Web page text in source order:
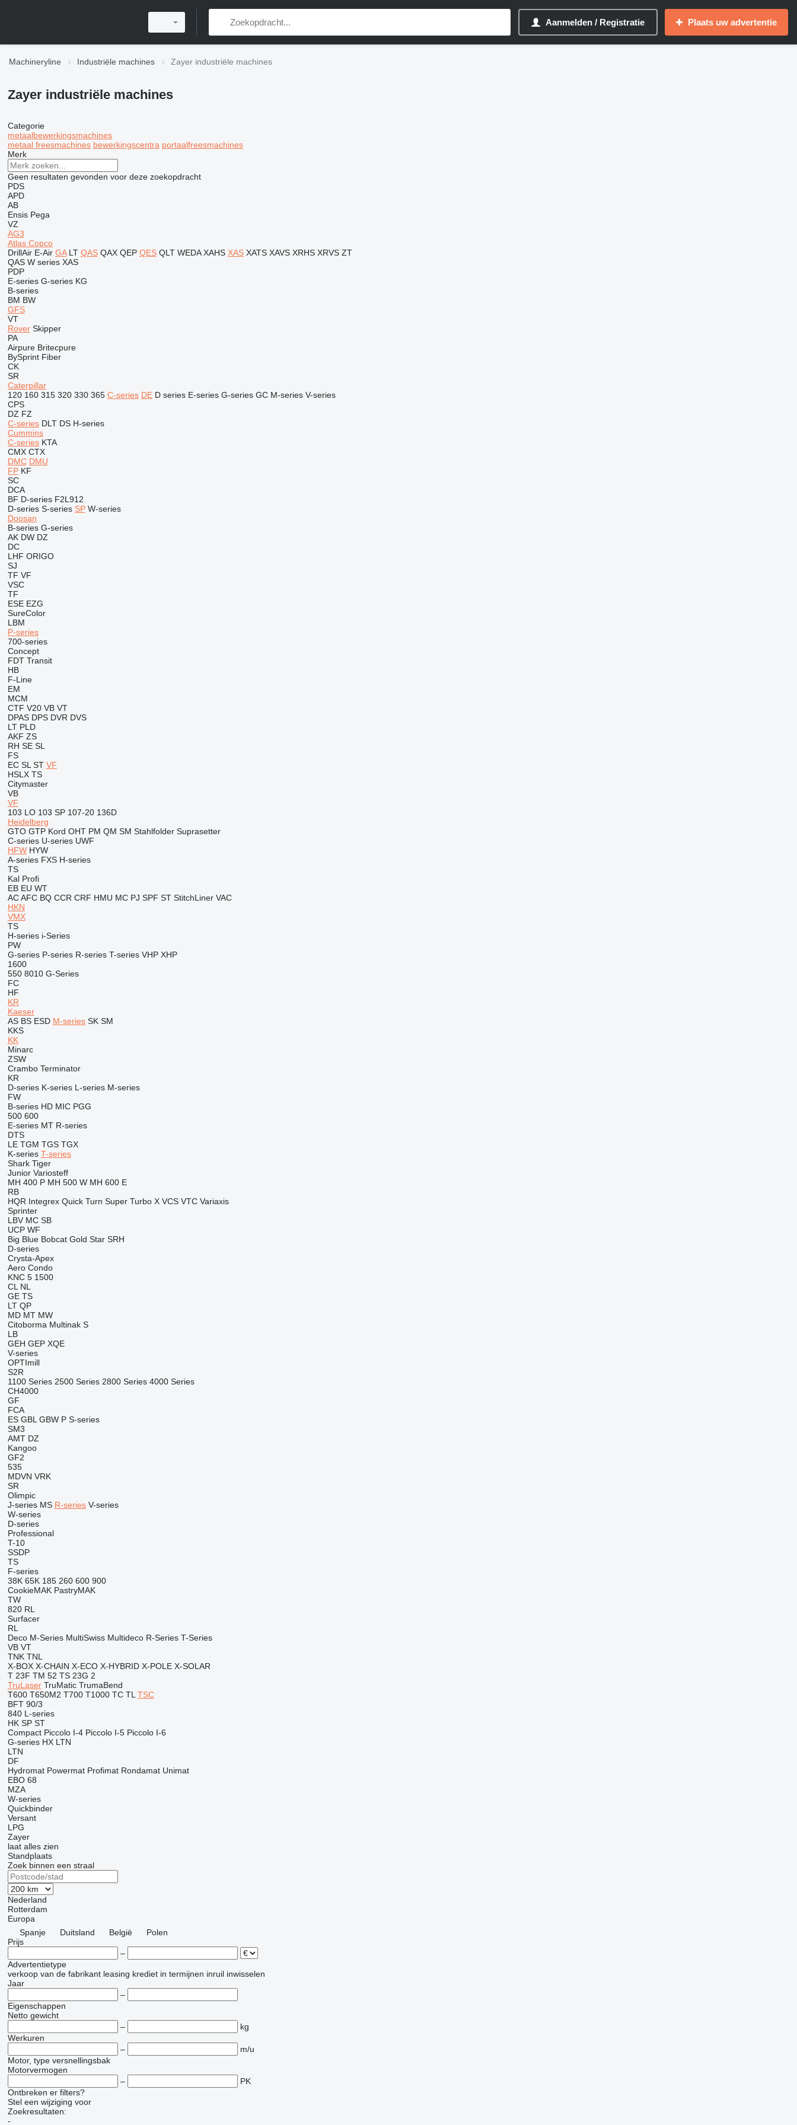
Aanmelden / Registratie Plaats uw advertentie
Machineryline Industriële machines Zayer industriële machines
Zayer industriële machines
Categorie
metaalbewerkingsmachines
metaal freesmachines bewerkingscentra portaalfreesmachines
Merk
Geen resultaten gevonden voor deze zoekopdracht
PDS
APD
AB
Ensis Pega
VZ
AG3
Atlas Copco
DrillAir E-Air GA LT QAS QAX QEP QES QLT WEDA XAHS XAS XATS XAVS XRHS XRVS ZT
QAS W series XAS
PDP
E-series G-series KG
B-series
BM BW
GFS
VT
Rover Skipper
PA
Airpure Britecpure
BySprint Fiber
CK
SR
Caterpillar
120 160 315 320 330 365 C-series DE D series E-series G-series GC M-series V-series
CPS
DZ FZ
C-series DLT DS H-series
Cummins
C-series KTA
CMX CTX
DMC DMU
FP KF
SC
DCA
BF D-series F2L912
D-series S-series SP W-series
Doosan
B-series G-series
AK DW DZ
DC
LHF ORIGO
SJ
TF VF
VSC
TF
ESE EZG
SureColor
LBM
P-series
700-series
Concept
FDT Transit
HB
F-Line
EM
MCM
CTF V20 VB VT
DPAS DPS DVR DVS
LT PLD
AKF ZS
RH SE SL
FS
EC SL ST VF
HSLX TS
Citymaster
VB
VF
103 LO 103 SP 107-20 136D
Heidelberg
GTO GTP Kord OHT PM QM SM Stahlfolder Suprasetter
C-series U-series UWF
HFW HYW
A-series FXS H-series
TS
Kal Profi
EB EU WT
AC AFC BQ CCR CRF HMU MC PJ SPF ST StitchLiner VAC
HKN
VMX
TS
H-series i-Series
PW
G-series P-series R-series T-series VHP XHP
1600
550 8010 G-Series
FC
HF
KR
Kaeser
AS BS ESD M-series SK SM
KKS
KK
Minarc
ZSW
Crambo Terminator
KR
D-series K-series L-series M-series
FW
B-series HD MIC PGG
500 600
E-series MT R-series
DTS
LE TGM TGS TGX
K-series T-series
Shark Tiger
Junior Variosteff
MH 400 P MH 500 W MH 600 E
RB
HQR Integrex Quick Turn Super Turbo X VCS VTC Variaxis
Sprinter
LBV MC SB
UCP WF
Big Blue Bobcat Gold Star SRH
D-series
Crysta-Apex
Aero Condo
KNC 5 1500
CL NL
GE TS
LT QP
MD MT MW
Citoborma Multinak S
LB
GEH GEP XQE
V-series
OPTImill
S2R
1100 Series 2500 Series 2800 Series 4000 Series
CH4000
GF
FCA
ES GBL GBW P S-series
SM3
AMT DZ
Kangoo
GF2
535
MDVN VRK
SR
Olimpic
J-series MS R-series V-series
W-series
D-series
Professional
T-10
SSDP
TS
F-series
38K 65K 185 260 600 900
CookieMAK PastryMAK
TW
820 RL
Surfacer
RL
Deco M-Series MultiSwiss Multideco R-Series T-Series
VB VT
TNK TNL
X-BOX X-CHAIN X-ECO X-HYBRID X-POLE X-SOLAR
T 23F TM 52 TS 23G 2
TruLaser TruMatic TrumaBend
T600 T650M2 T700 T1000 TC TL TSC
BFT 90/3
840 L-series
HK SP ST
Compact Piccolo I-4 Piccolo I-5 Piccolo I-6
G-series HX LTN
LTN
DF
Hydromat Powermat Profimat Rondamat Unimat
EBO 68
MZA
W-series
Quickbinder
Versant
LPG
Zayer
laat alles zien
Standplaats
Zoek binnen een straal
Nederland
Rotterdam
Europa
Spanje
Duitsland België
Polen
Prijs
–
Advertentietype
verkoop van de fabrikant leasing krediet in termijnen inruil inwisselen
Jaar
–
Eigenschappen
Netto gewicht
–
kg
Werkuren
–
m/u
Motor, type versnellingsbak
Motorvermogen
–
PK
Ontbreken er filters?
Stel een wijziging voor
Zoekresultaten:
-